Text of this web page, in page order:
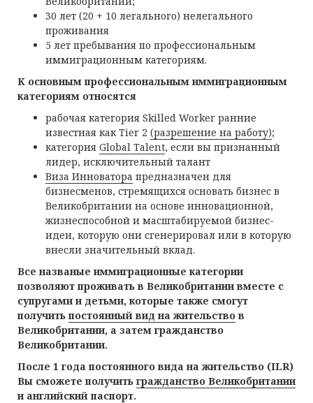
30 лет (20 + 10 легального) нелегального
проживания
5 лет пребывания по профессиональным
иммиграционным категориям.
К основным профессиональным иммиграционным
категориям относятся
рабочая категория Skilled Worker ранние
известная как Tier 2 (разрешение на работу);
категория Global Talent, если вы признанный
лидер, исключительный талант
Виза Инноватора предназначен для
бизнесменов, стремящихся основать бизнес в
Великобритании на основе инновационной,
жизнеспособной и масштабируемой бизнес-
идеи, которую они сгенерировал или в которую
внесли значительный вклад.
Все названые иммиграционные категории
позволяют проживать в Великобритании вместе с
супругами и детьми, которые также смогут
получитьпостоянный вид на жительствов
Великобритании, а затем гражданство
Великобритании.
После 1 года постоянного вида на жительство (ILR)
Вы сможете получитьгражданство Великобритании
и английский паспорт.